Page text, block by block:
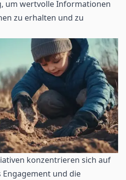
um wertvolle Informationen
zu erhalten und zu
konzentrieren sich auf
und die